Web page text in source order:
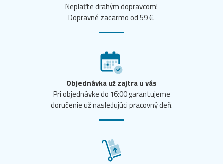
Neplaťte drahým dopravcom!
Dopravné zadarmo od 59 €.
Objednávka už zajtra u vás
Pri objednávke do 16:00 garantujeme
doručenie už nasledujúci pracovný deň.